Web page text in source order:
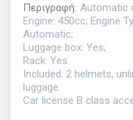
Περιγραφή: Automatic
Engine: 450cc; Engine
Automatic;
Luggage box: Yes;
Rack: Yes.
Included: 2 helmets,
luggage.
Car license B class